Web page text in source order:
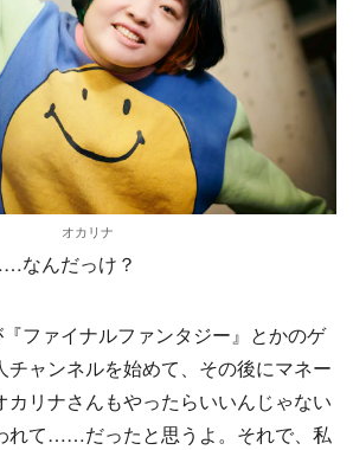
オカリナ
なんだっけ？
ファイナルファンタジー』とかのゲ
チャンネルを始めて、その後にマネー
カリナさんもやったらいいんじゃない
れて……だったと思うよ。それで、私